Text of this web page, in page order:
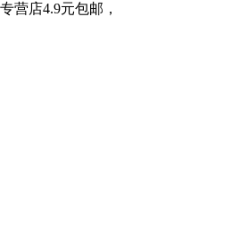
营店4.9元包邮，